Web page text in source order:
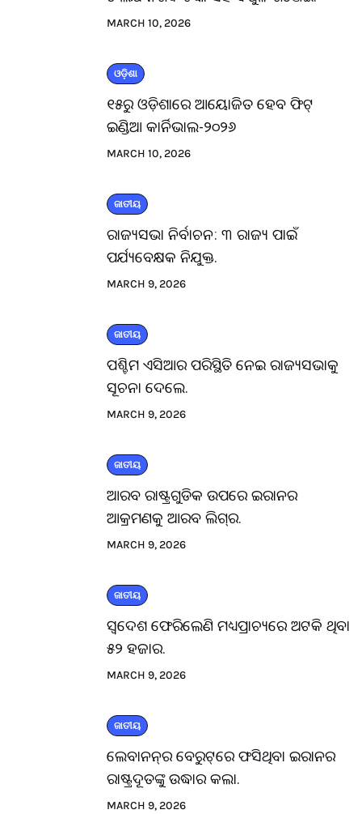
MARCH 10, 2026
ଓଡ଼ିଶା
୧୫ରୁ ଓଡ଼ିଶାରେ ଆୟୋଜିତ ହେବ ଫିଟ୍
ଇଣ୍ଡିଆ କାର୍ନିଭାଲ-୨୦୨୬
MARCH 10, 2026
ଜାତୀୟ
ରାଜ୍ୟସଭା ନିର୍ବାଚନ: ୩ ରାଜ୍ୟ ପାଇଁ
ପର୍ଯ୍ୟବେକ୍ଷକ ନିଯୁକ୍ତ.
MARCH 9, 2026
ଜାତୀୟ
ପଶ୍ଚିମ ଏସିଆର ପରିସ୍ଥିତି ନେଇ ରାଜ୍ୟସଭାକୁ
ସୂଚନା ଦେଲେ.
MARCH 9, 2026
ଜାତୀୟ
ଆରବ ରାଷ୍ଟ୍ରଗୁଡିକ ଉପରେ ଇରାନର
ଆକ୍ରମଣକୁ ଆରବ ଲିଗ୍‌ର.
MARCH 9, 2026
ଜାତୀୟ
ସ୍ବଦେଶ ଫେରିଲେଣି ମଧ୍ୟପ୍ରାଚ୍ୟରେ ଅଟକି ଥିବା
୫୨ ହଜାର.
MARCH 9, 2026
ଜାତୀୟ
ଲେବାନନ୍‌ର ବେରୁଟ୍‌ରେ ଫସିଥିବା ଇରାନର
ରାଷ୍ଟ୍ରଦୂତଙ୍କୁ ଉଦ୍ଧାର କଲା.
MARCH 9, 2026